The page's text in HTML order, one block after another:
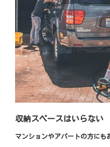
収納スペースはいらない
マンションやアパートの方にも